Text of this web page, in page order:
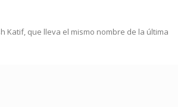
Katif, que lleva el mismo nombre de la última